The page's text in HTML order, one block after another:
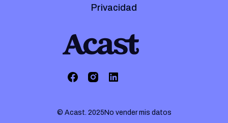
Privacidad
© Acast. 2025 No vender mis datos